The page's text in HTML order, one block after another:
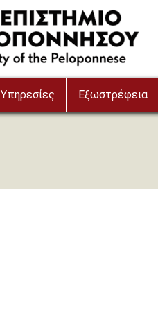
Υπηρεσίες Εξωστρέφεια